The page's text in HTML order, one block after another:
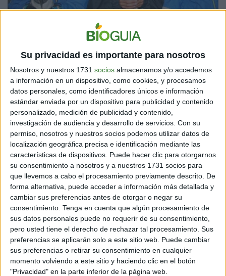
Su privacidad es importante para nosotros
Nosotros y nuestros 1731 socios almacenamos y/o accedemos
a información en un dispositivo, como cookies, y procesamos
datos personales, como identificadores únicos e información
estándar enviada por un dispositivo para publicidad y contenido
personalizado, medición de publicidad y contenido,
investigación de audiencia y desarrollo de servicios. Con su
permiso, nosotros y nuestros socios podemos utilizar datos de
localización geográfica precisa e identificación mediante las
características de dispositivos. Puede hacer clic para otorgarnos
su consentimiento a nosotros y a nuestros 1731 socios para
que llevemos a cabo el procesamiento previamente descrito. De
forma alternativa, puede acceder a información más detallada y
cambiar sus preferencias antes de otorgar o negar su
consentimiento. Tenga en cuenta que algún procesamiento de
sus datos personales puede no requerir de su consentimiento,
pero usted tiene el derecho de rechazar tal procesamiento. Sus
preferencias se aplicarán solo a este sitio web. Puede cambiar
sus preferencias o retirar su consentimiento en cualquier
momento volviendo a este sitio y haciendo clic en el botón
"Privacidad" en la parte inferior de la página web.
El emocionante ritual islandés que mantiene viva a una especie en peligro.
(icelanddiscovery.is)
UNA LABOR COMUNITARIA QUE INSPIRA AL
MUNDO
Kyana Sue Powers, fotógrafa de aventura, documentó
esta tradición en Vestmannaeyjar y destacó la entrega
de los habitantes. Cada noche,familias enteras
recorren las calles con linternas y cajas, rescatando a
los polluelosdesorientados. Luego, los llevan hasta
los acantilados para liberarlos al amanecer.